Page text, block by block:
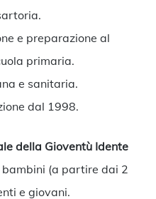
e preparazione al
primaria.
e sanitaria.
dal 1998.
della Gioventù Idente
(a partire dai 2
e giovani.